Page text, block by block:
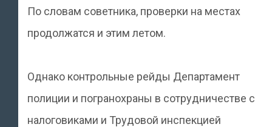
По словам советника, проверки на местах
продолжатся и этим летом.
Однако контрольные рейды Департамент
полиции и погранохраны в сотрудничестве с
налоговиками и Трудовой инспекцией